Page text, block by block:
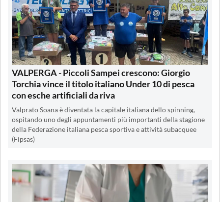
VALPERGA - Piccoli Sampei crescono: Giorgio
Torchia vince il titolo italiano Under 10 di pesca
con esche artificiali da riva
Valprato Soana è diventata la capitale italiana dello spinning,
ospitando uno degli appuntamenti più importanti della stagione
della Federazione italiana pesca sportiva e attività subacquee
(Fipsas)